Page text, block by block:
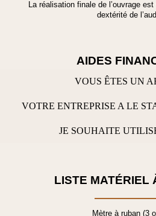
La réalisation finale de l’ouvrage
dextérité de
AIDES
VOUS ÊTES UN
VOTRE ENTREPRISE A LE
JE SOUHAITE
LISTE MATÉRIEL
Mètre à ruban (3